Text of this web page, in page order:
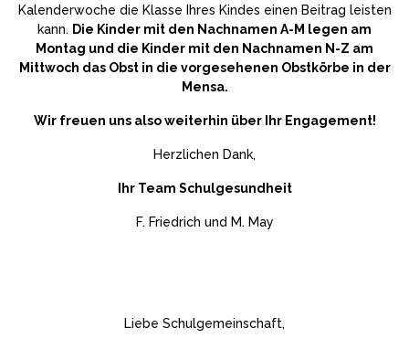
Kalenderwoche die Klasse Ihres Kindes einen Beitrag leisten
kann. Die Kinder mit den Nachnamen A-M legen am
Montag und die Kinder mit den Nachnamen N-Z am
Mittwoch das Obst in die vorgesehenen Obstkörbe in der
Mensa.
Wir freuen uns also weiterhin über Ihr Engagement!
Herzlichen Dank,
Ihr Team Schulgesundheit
F. Friedrich und M. May
Liebe Schulgemeinschaft,